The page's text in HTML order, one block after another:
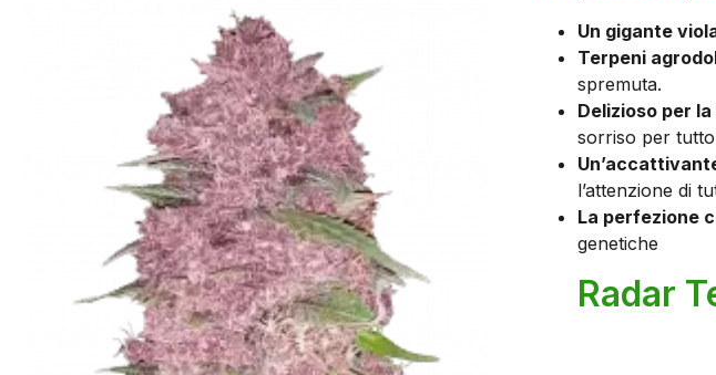
Un gigante
Terpeni
spremuta.
Delizioso per
sorriso per
l’attenzione di
La perfezione
genetiche
Radar